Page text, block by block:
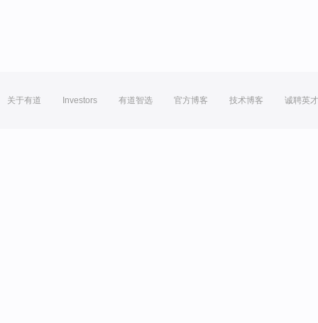
关于有道 Investors 有道智选 官方博客 技术博客 诚聘英才